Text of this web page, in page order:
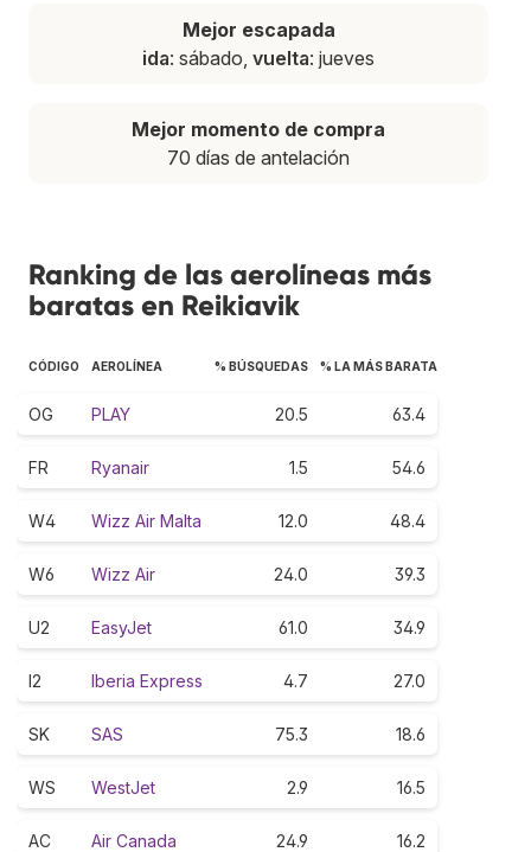
Mejor escapada
ida: sábado, vuelta: jueves
Mejor momento de compra
70 días de antelación
Ranking de las aerolíneas más
baratas en Reikiavik
CÓDIGO AEROLÍNEA % BÚSQUEDAS % LA MÁS BARATA
OG PLAY 20.5 63.4
FR Ryanair 1.5 54.6
W4 Wizz Air Malta 12.0 48.4
W6 Wizz Air 24.0 39.3
U2 EasyJet 61.0 34.9
I2 Iberia Express 4.7 27.0
SK SAS 75.3 18.6
WS WestJet 2.9 16.5
AC Air Canada 24.9 16.2